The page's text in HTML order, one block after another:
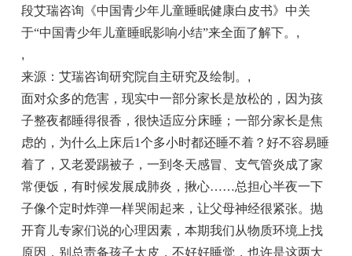
段艾瑞咨询《中国青少年儿童睡眠健康白皮书》中关
于“中国青少年儿童睡眠影响小结”来全面了解下。 ,
,
来源：艾瑞咨询研究院自主研究及绘制。 ,
面对众多的危害，现实中一部分家长是放松的，因为孩
子整夜都睡得很香，很快适应分床睡；一部分家长是焦
虑的，为什么上床后1个多小时都还睡不着？好不容易睡
着了，又老爱踢被子，一到冬天感冒、支气管炎成了家
常便饭，有时候发展成肺炎，揪心……总担心半夜一下
子像个定时炸弹一样哭闹起来，让父母神经很紧张。抛
开育儿专家们说的心理因素，本期我们从物质环境上找
原因，别总责备孩子太皮，不好好睡觉，也许是这两大